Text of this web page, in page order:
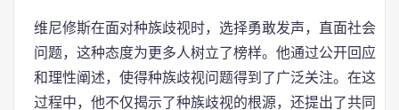
维尼修斯在面对种族歧视时，选择勇敢发声，直面社会
问题，这种态度为更多人树立了榜样。他通过公开回应
和理性阐述，使得种族歧视问题得到了广泛关注。在这
过程中，他不仅揭示了种族歧视的根源，还提出了共同